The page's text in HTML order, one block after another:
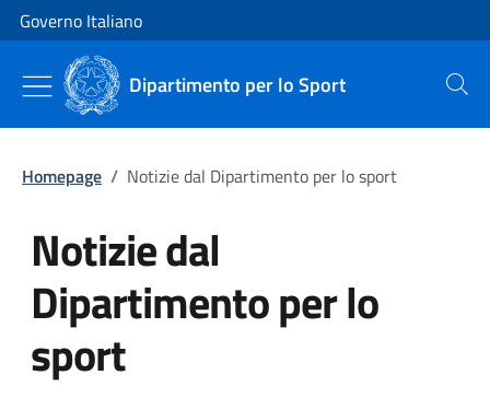
Vai al contenuto
Vai alla navigazione del sito
Governo Italiano
Dipartimento per lo Sport Cerca
Homepage / Notizie dal Dipartimento per lo sport
Notizie dal
Dipartimento per lo
sport